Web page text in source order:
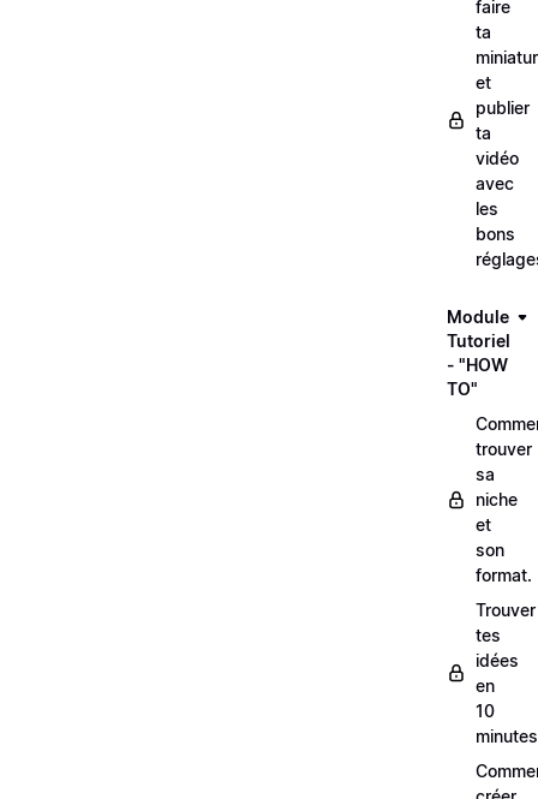
faire
ta
et
publier
ta
vidéo
avec
les
bons
Module
Tutoriel
- "HOW
TO"
trouver
sa
niche
et
son
format.
Trouver
tes
idées
en
10